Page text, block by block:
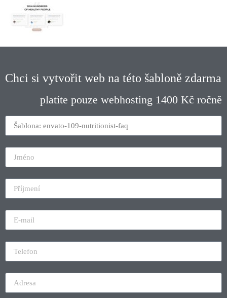
Chci si vytvořit web na této šabloně zdarma
platíte pouze webhosting 1400 Kč ročně